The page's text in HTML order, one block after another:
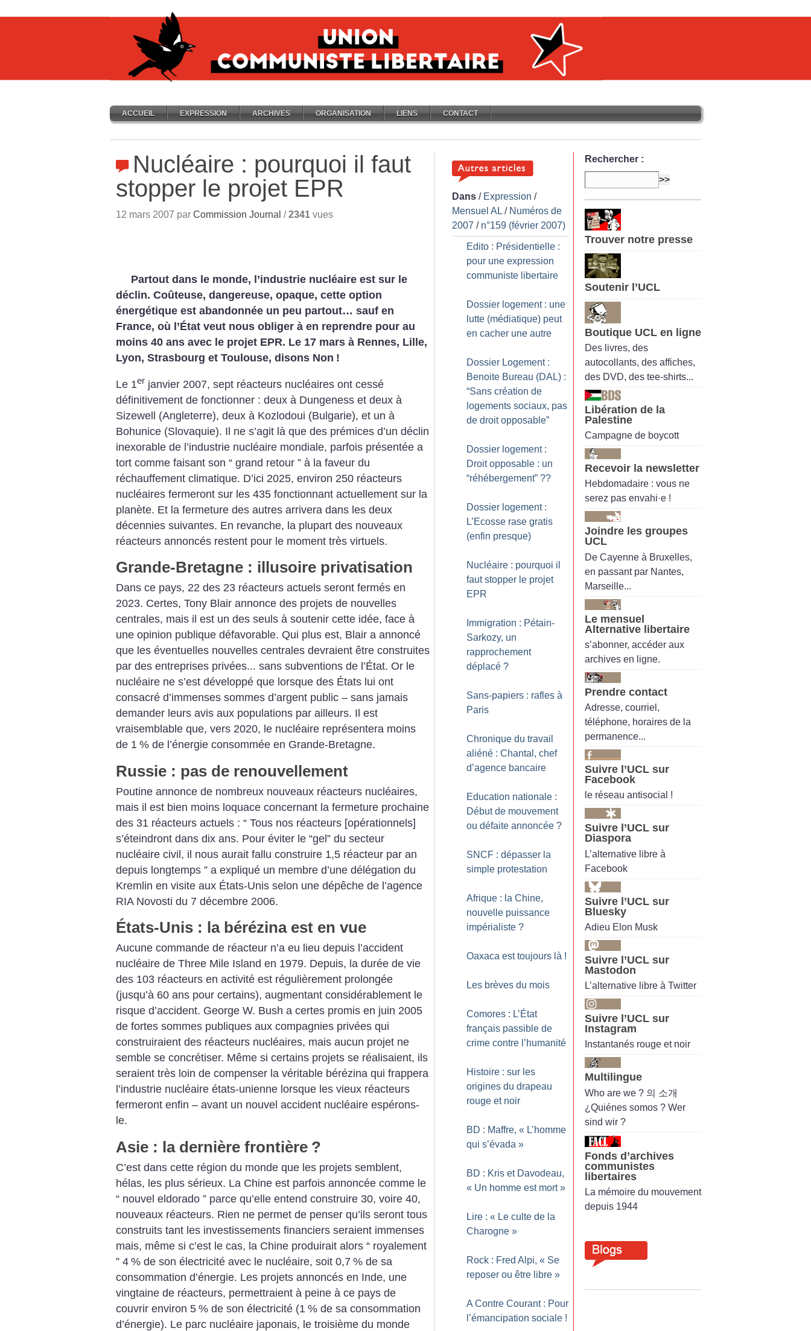
ACCUEIL EXPRESSION ARCHIVES ORGANISATION LIENS CONTACT
Nucléaire : pourquoi il faut
stopper le projet EPR
12 mars 2007 par Commission Journal /2341 vues
Partout dans le monde, l’industrie nucléaire est sur le
déclin. Coûteuse, dangereuse, opaque, cette option
énergétique est abandonnée un peu partout… sauf en
France, où l’État veut nous obliger à en reprendre pour au
moins 40 ans avec le projet EPR. Le 17 mars à Rennes, Lille,
Lyon, Strasbourg et Toulouse, disons Non !
Le 1er janvier 2007, sept réacteurs nucléaires ont cessé
définitivement de fonctionner : deux à Dungeness et deux à
Sizewell (Angleterre), deux à Kozlodoui (Bulgarie), et un à
Bohunice (Slovaquie). Il ne s’agit là que des prémices d’un déclin
inexorable de l’industrie nucléaire mondiale, parfois présentée a
tort comme faisant son “ grand retour ” à la faveur du
réchauffement climatique. D’ici 2025, environ 250 réacteurs
nucléaires fermeront sur les 435 fonctionnant actuellement sur la
planète. Et la fermeture des autres arrivera dans les deux
décennies suivantes. En revanche, la plupart des nouveaux
réacteurs annoncés restent pour le moment très virtuels.
Grande-Bretagne : illusoire privatisation
Dans ce pays, 22 des 23 réacteurs actuels seront fermés en
2023. Certes, Tony Blair annonce des projets de nouvelles
centrales, mais il est un des seuls à soutenir cette idée, face à
une opinion publique défavorable. Qui plus est, Blair a annoncé
que les éventuelles nouvelles centrales devraient être construites
par des entreprises privées... sans subventions de l’État. Or le
nucléaire ne s’est développé que lorsque des États lui ont
consacré d’immenses sommes d’argent public – sans jamais
demander leurs avis aux populations par ailleurs. Il est
vraisemblable que, vers 2020, le nucléaire représentera moins
de 1 % de l’énergie consommée en Grande-Bretagne.
Russie : pas de renouvellement
Poutine annonce de nombreux nouveaux réacteurs nucléaires,
mais il est bien moins loquace concernant la fermeture prochaine
des 31 réacteurs actuels : “ Tous nos réacteurs [opérationnels]
s’éteindront dans dix ans. Pour éviter le “gel” du secteur
nucléaire civil, il nous aurait fallu construire 1,5 réacteur par an
depuis longtemps ” a expliqué un membre d’une délégation du
Kremlin en visite aux États-Unis selon une dépêche de l’agence
RIA Novosti du 7 décembre 2006.
États-Unis : la bérézina est en vue
Aucune commande de réacteur n’a eu lieu depuis l’accident
nucléaire de Three Mile Island en 1979. Depuis, la durée de vie
des 103 réacteurs en activité est régulièrement prolongée
(jusqu’à 60 ans pour certains), augmentant considérablement le
risque d’accident. George W. Bush a certes promis en juin 2005
de fortes sommes publiques aux compagnies privées qui
construiraient des réacteurs nucléaires, mais aucun projet ne
semble se concrétiser. Même si certains projets se réalisaient, ils
seraient très loin de compenser la véritable bérézina qui frappera
l’industrie nucléaire états-unienne lorsque les vieux réacteurs
fermeront enfin – avant un nouvel accident nucléaire espérons-
le.
Asie : la dernière frontière ?
C’est dans cette région du monde que les projets semblent,
hélas, les plus sérieux. La Chine est parfois annoncée comme le
“ nouvel eldorado ” parce qu’elle entend construire 30, voire 40,
nouveaux réacteurs. Rien ne permet de penser qu’ils seront tous
construits tant les investissements financiers seraient immenses
mais, même si c’est le cas, la Chine produirait alors “ royalement
” 4 % de son électricité avec le nucléaire, soit 0,7 % de sa
consommation d’énergie. Les projets annoncés en Inde, une
vingtaine de réacteurs, permettraient à peine à ce pays de
couvrir environ 5 % de son électricité (1 % de sa consommation
d’énergie). Le parc nucléaire japonais, le troisième du monde
Dans / Expression /
Mensuel AL / Numéros de
2007 / n°159 (février 2007)
Edito : Présidentielle :
pour une expression
communiste libertaire
Dossier logement : une
lutte (médiatique) peut
en cacher une autre
Dossier Logement :
Benoite Bureau (DAL) :
“Sans création de
logements sociaux, pas
de droit opposable”
Dossier logement :
Droit opposable : un
“réhébergement” ??
Dossier logement :
L’Ecosse rase gratis
(enfin presque)
Nucléaire : pourquoi il
faut stopper le projet
EPR
Immigration : Pétain-
Sarkozy, un
rapprochement
déplacé ?
Sans-papiers : rafles à
Paris
Chronique du travail
aliéné : Chantal, chef
d’agence bancaire
Education nationale :
Début de mouvement
ou défaite annoncée ?
SNCF : dépasser la
simple protestation
Afrique : la Chine,
nouvelle puissance
impérialiste ?
Oaxaca est toujours là !
Les brèves du mois
Comores : L’État
français passible de
crime contre l’humanité
Histoire : sur les
origines du drapeau
rouge et noir
BD : Maffre, « L’homme
qui s’évada »
BD : Kris et Davodeau,
« Un homme est mort »
Lire : « Le culte de la
Charogne »
Rock : Fred Alpi, « Se
reposer ou être libre »
A Contre Courant : Pour
l’émancipation sociale !
Rechercher :
Trouver notre presse
Soutenir l’UCL
Boutique UCL en ligne
Des livres, des
autocollants, des affiches,
des DVD, des tee-shirts...
Libération de la
Palestine
Campagne de boycott
Recevoir la newsletter
Hebdomadaire : vous ne
serez pas envahi·e !
Joindre les groupes
UCL
De Cayenne à Bruxelles,
en passant par Nantes,
Marseille...
Le mensuel
Alternative libertaire
s’abonner, accéder aux
archives en ligne.
Prendre contact
Adresse, courriel,
téléphone, horaires de la
permanence...
Suivre l’UCL sur
Facebook
le réseau antisocial !
Suivre l’UCL sur
Diaspora
L’alternative libre à
Facebook
Suivre l’UCL sur
Bluesky
Adieu Elon Musk
Suivre l’UCL sur
Mastodon
L’alternative libre à Twitter
Suivre l’UCL sur
Instagram
Instantanés rouge et noir
Multilingue
Who are we ? 의 소개
¿Quiénes somos ? Wer
sind wir ?
Fonds d’archives
communistes
libertaires
La mémoire du mouvement
depuis 1944